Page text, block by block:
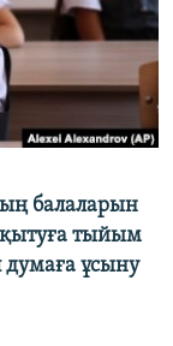
балаларын
тыйым
думаға ұсыну